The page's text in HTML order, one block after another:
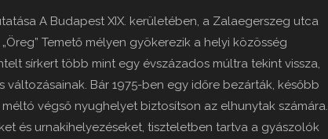
A Budapest XIX. kerületében, a Zalaegerszeg utca
Temető mélyen gyökerezik a helyi közösség
sírkert több mint egy évszázados múltra tekint vissza,
Bár 1975-ben egy időre bezárták, később
végső nyughelyet biztosítson az elhunytak számára.
és urnakihelyezéseket, tiszteletben tartva a gyászolók